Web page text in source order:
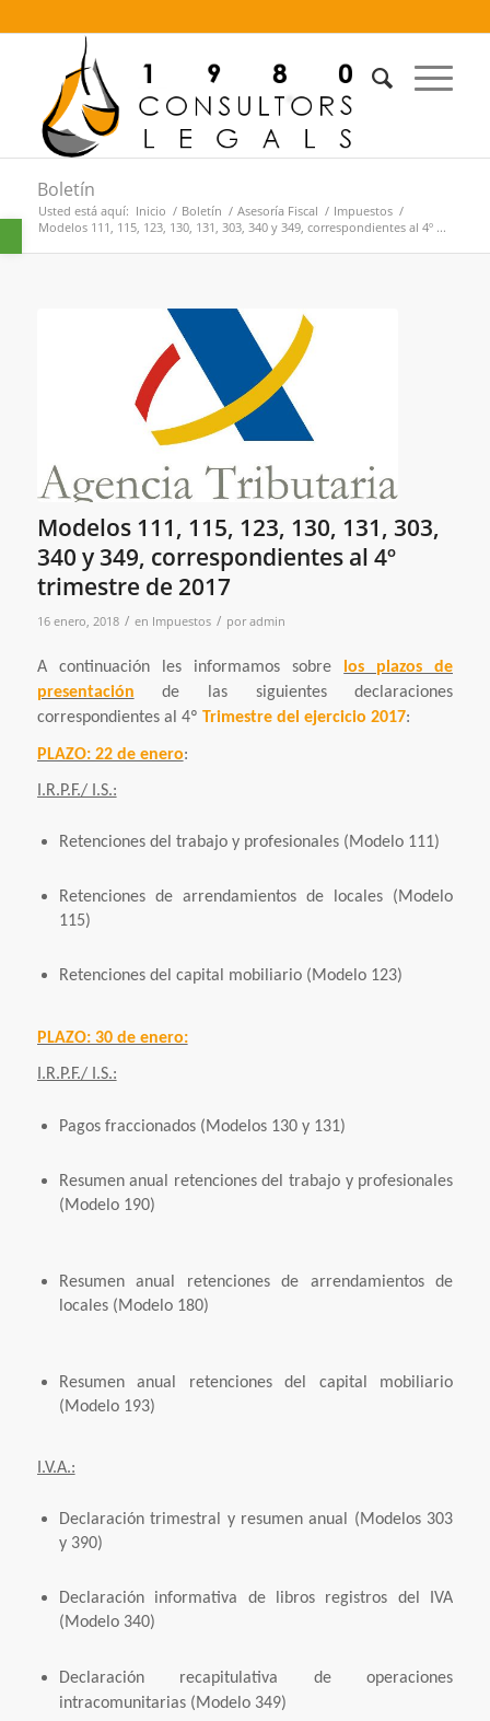
Abrir barra de herramientas
Boletín
Usted está aquí: Inicio / Boletín / Asesoría Fiscal / Impuestos /
Modelos 111, 115, 123, 130, 131, 303, 340 y 349, correspondientes al 4º ...
Modelos 111, 115, 123, 130, 131, 303,
340 y 349, correspondientes al 4º
trimestre de 2017
16 enero, 2018 / en Impuestos / poradmin
A continuación les informamos sobre
los plazos de
presentación de las siguientes declaraciones
correspondientes al 4º Trimestre del ejercicio 2017:
PLAZO: 22 de enero:
I.R.P.F./ I.S.:
Retenciones del trabajo y profesionales (Modelo 111)
Retenciones de arrendamientos de locales (Modelo
115)
Retenciones del capital mobiliario (Modelo 123)
PLAZO: 30 de enero:
I.R.P.F./ I.S.:
Pagos fraccionados (Modelos 130 y 131)
Resumen anual retenciones del trabajo y profesionales
(Modelo 190)
Resumen anual retenciones de arrendamientos de
locales (Modelo 180)
Resumen anual retenciones del capital mobiliario
(Modelo 193)
I.V.A.:
Declaración trimestral y resumen anual (Modelos 303
y 390)
Declaración informativa de libros registros del IVA
(Modelo 340)
Declaración recapitulativa deoperaciones
intracomunitarias(Modelo 349)